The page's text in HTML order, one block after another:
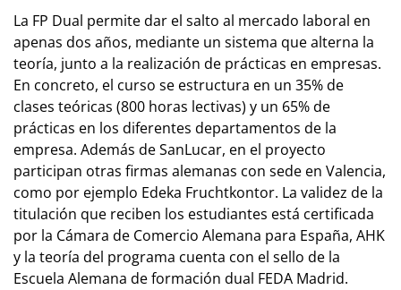
La FP Dual permite dar el salto al mercado laboral en
apenas dos años, mediante un sistema que alterna la
teoría, junto a la realización de prácticas en empresas.
En concreto, el curso se estructura en un 35% de
clases teóricas (800 horas lectivas) y un 65% de
prácticas en los diferentes departamentos de la
empresa. Además de SanLucar, en el proyecto
participan otras firmas alemanas con sede en Valencia,
como por ejemplo Edeka Fruchtkontor. La validez de la
titulación que reciben los estudiantes está certificada
por la Cámara de Comercio Alemana para España, AHK
y la teoría del programa cuenta con el sello de la
Escuela Alemana de formación dual FEDA Madrid.